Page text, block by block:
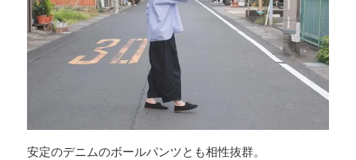
安定のデニムのボールパンツとも相性抜群。